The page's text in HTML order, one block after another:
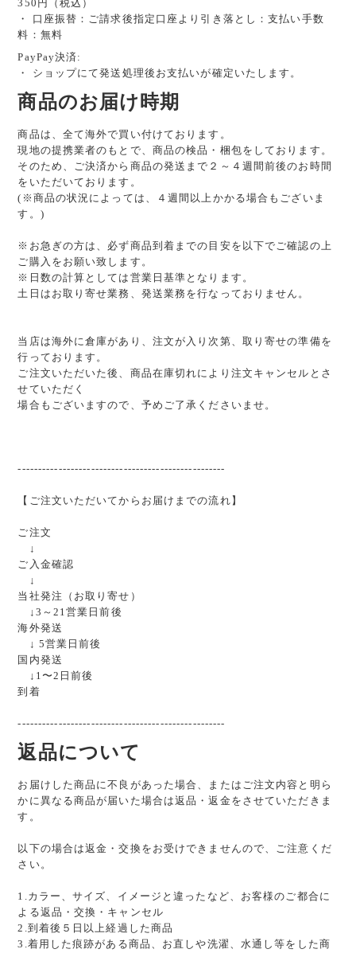
350円（税込）
・ 口座振替：ご請求後指定口座より引き落とし：支払い手数
料：無料
PayPay決済:
・ ショップにて発送処理後お支払いが確定いたします。
商品のお届け時期
商品は、全て海外で買い付けております。
現地の提携業者のもとで、商品の検品・梱包をしております。
そのため、ご決済から商品の発送まで２～４週間前後のお時間
をいただいております。
(※商品の状況によっては、４週間以上かかる場合もございま
す。)
※お急ぎの方は、必ず商品到着までの目安を以下でご確認の上
ご購入をお願い致します。
※日数の計算としては営業日基準となります。
土日はお取り寄せ業務、発送業務を行なっておりません。
当店は海外に倉庫があり、注文が入り次第、取り寄せの準備を
行っております。
ご注文いただいた後、商品在庫切れにより注文キャンセルとさ
せていただく
場合もございますので、予めご了承くださいませ。
---------------------------------------------------
【ご注文いただいてからお届けまでの流れ】
ご注文
↓
ご入金確認
↓
当社発注（お取り寄せ）
↓3～21営業日前後
海外発送
↓ 5営業日前後
国内発送
↓1〜2日前後
到着
---------------------------------------------------
返品について
お届けした商品に不良があった場合、またはご注文内容と明ら
かに異なる商品が届いた場合は返品・返金をさせていただきま
す。
以下の場合は返金・交換をお受けできませんので、ご注意くだ
さい。
1.カラー、サイズ、イメージと違ったなど、お客様のご都合に
よる返品・交換・キャンセル
2.到着後５日以上経過した商品
3.着用した痕跡がある商品、お直しや洗濯、水通し等をした商